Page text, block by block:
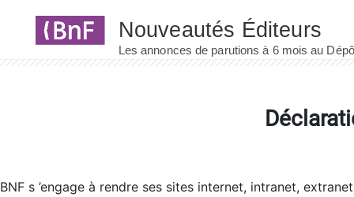
BNF s ’engage à rendre ses sites internet, intranet,